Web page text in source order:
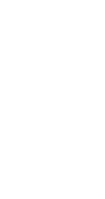
website is used and to offer